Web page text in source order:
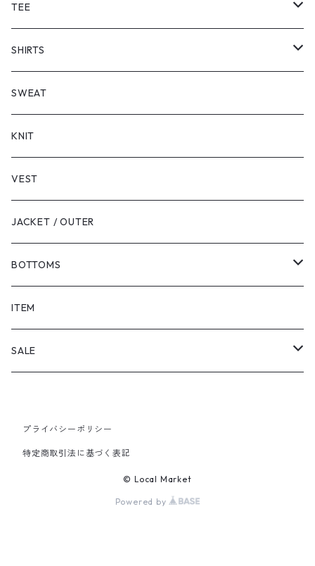
TEE
SHORT SLEEVE
LONG SLEEVE
SHIRTS
SHORT SLEEVE
LONG SLEEVE
SWEAT
KNIT
VEST
JACKET / OUTER
BOTTOMS
SHORTS
PANTS
ITEM
SALE
PANTS
プライバシーポリシー
特定商取引法に基づく表記
© Local Market
Powered by